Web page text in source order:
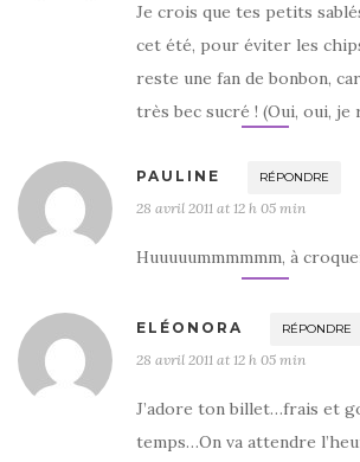
Je crois que tes petits
cet été, pour éviter les
reste une fan de bonbon,
très bec sucré ! (Oui, oui,
PAULINE RÉPONDRE
28 avril 2011 at 12 h 05 min
Huuuuummmmmm, à
ELÉONORA RÉPONDRE
28 avril 2011 at 12 h 05 min
J’adore ton billet…frais et
temps…On va attendre